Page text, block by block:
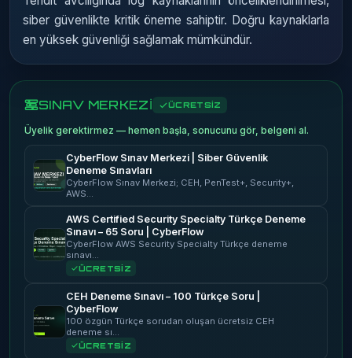
siber güvenlikte kritik öneme sahiptir. Doğru kaynaklarla
en yüksek güvenliği sağlamak mümkündür.
SINAV MERKEZİ ÜCRETSİZ
Üyelik gerektirmez — hemen başla, sonucunu gör, belgeni al.
CyberFlow Sınav Merkezi | Siber Güvenlik
Deneme Sınavları
CyberFlow Sınav Merkezi; CEH, PenTest+, Security+,
AWS…
AWS Certified Security Specialty Türkçe Deneme
Sınavı – 65 Soru | CyberFlow
CyberFlow AWS Security Specialty Türkçe deneme
sınavı…
ÜCRETSİZ
CEH Deneme Sınavı – 100 Türkçe Soru |
CyberFlow
100 özgün Türkçe sorudan oluşan ücretsiz CEH
deneme sı…
ÜCRETSİZ